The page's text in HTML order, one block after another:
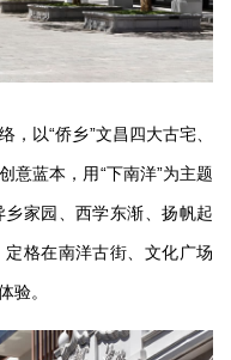
以“侨乡”文昌四大古宅、
意蓝本，用“下南洋”为主题
家园、西学东渐、扬帆起
格在南洋古街、文化广场
验。